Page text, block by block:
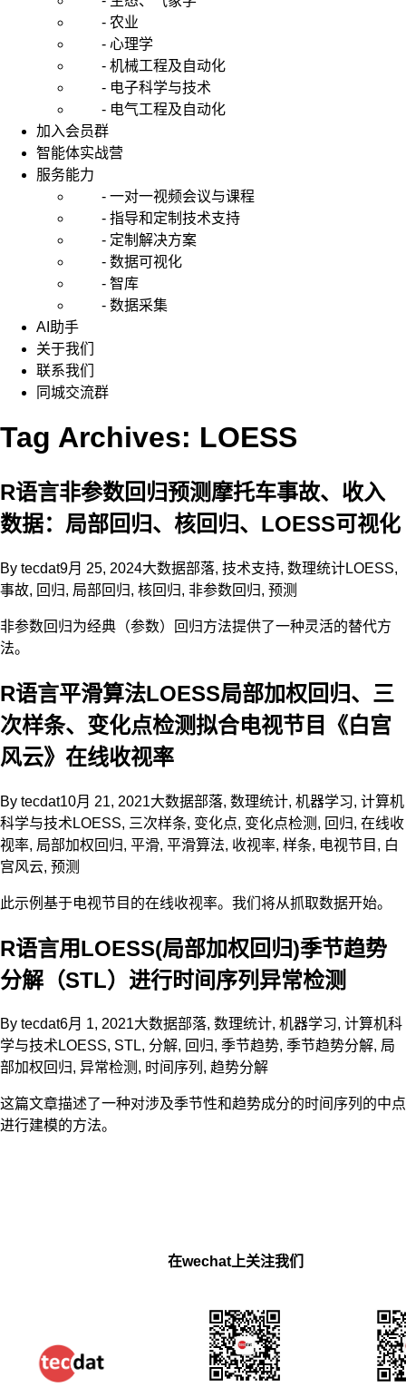
- 农业
- 心理学
- 机械工程及自动化
- 电子科学与技术
- 电气工程及自动化
加入会员群
智能体实战营
服务能力
- 一对一视频会议与课程
- 指导和定制技术支持
- 定制解决方案
- 数据可视化
- 智库
- 数据采集
AI助手
关于我们
联系我们
同城交流群
Tag Archives: LOESS
R语言非参数回归预测摩托车事故、收入
数据：局部回归、核回归、LOESS可视化
By tecdat9月 25, 2024大数据部落, 技术支持, 数理统计LOESS,
事故, 回归, 局部回归, 核回归, 非参数回归, 预测
非参数回归为经典（参数）回归方法提供了一种灵活的替代方
法。
R语言平滑算法LOESS局部加权回归、三
次样条、变化点检测拟合电视节目《白宫
风云》在线收视率
By tecdat10月 21, 2021大数据部落, 数理统计, 机器学习, 计算机
科学与技术LOESS, 三次样条, 变化点, 变化点检测 , 回归, 在线收
视率, 局部加权回归, 平滑, 平滑算法, 收视率, 样条, 电视节目 , 白
宫风云, 预测
此示例基于电视节目的在线收视率。我们将从抓取数据开始。
R语言用LOESS(局部加权回归)季节趋势
分解（STL）进行时间序列异常检测
By tecdat6月 1, 2021大数据部落, 数理统计, 机器学习, 计算机科
学与技术LOESS, STL, 分解, 回归, 季节趋势, 季节趋势分解, 局
部加权回归, 异常检测 , 时间序列 , 趋势分解
这篇文章描述了一种对涉及季节性和趋势成分的时间序列的中点
进行建模的方法。
在wechat上关注我们